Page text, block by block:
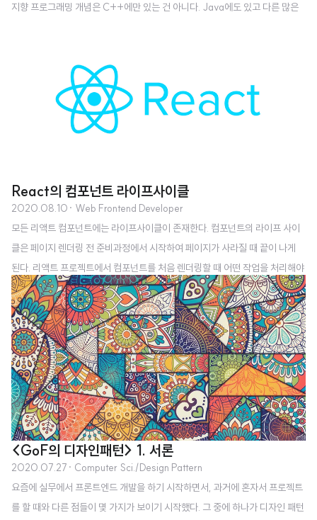
지향 프로그래밍 개념은 C++에만 있는 건 아니다. Java에도 있고 다른 많은
자바에는 없고 C++에만 있는 개념들도 있다. 예를 들면 스택에 개체 생성하기
복사 생성자 소멸자 연산자 오버로딩 등 C++은 OOP와 OOP가 아닌 것들을
섞어서 쓸 수 있다는 장점도 가지고 있다. 자바는 OOP에 관해서 엄격한 편이지
만, C++은 C의 후방호환성을 가지고 있어서 유연하다는 장점이 있다. OOP
React의 컴포넌트 라이프사이클
2020.08.10 · Web Frontend Developer
모든 리액트 컴포넌트에는 라이프사이클이 존재한다. 컴포넌트의 라이프 사이
클은 페이지 렌더링 전 준비과정에서 시작하여 페이지가 사라질 때 끝이 나게
된다. 리액트 프로젝트에서 컴포넌트를 처음 렌더링할 때 어떤 작업을 처리해야
하는지, 또는 컴포넌트를 업데이트 하기 전후로 어떤 작업을 처리해야 하는지를
알아야 불필요한 업데이트를 방지할 수가 있다. 리액트의 클래스 컴포넌트는 컴
포넌트 라이프사이클 메서드가 있어서 이를 사용하고, 함수형 컴포넌트는 Hoo
k을 사용한다. 이번 포스팅에서는 컴포넌트 라이프사이클에 대해서 다뤄보도록
한다. 라이프사이클 메서드의 종류는 총 9가지이다. Will 접두사가 붙은 메서드
는 어떤 작업을 하기 전에 실행이 되며, Did 접두사가 붙은 메서드는 어떤 작업
을 작동한 후에 실행이 된..
<GoF의 디자인패턴> 1. 서론
2020.07.27 · Computer Sci./Design Pattern
요즘에 실무에서 프론트엔드 개발을 하기 시작하면서, 과거에 혼자서 프로젝트
를 할 때와 다른 점들이 몇 가지가 보이기 시작했다. 그 중에 하나가 디자인 패턴